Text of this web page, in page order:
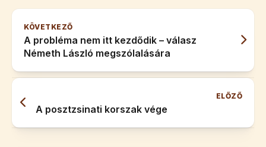
KÖVETKEZŐ
A probléma nem itt kezdődik – válasz
Németh László megszólalására
ELŐZŐ
A posztzsinati korszak vége